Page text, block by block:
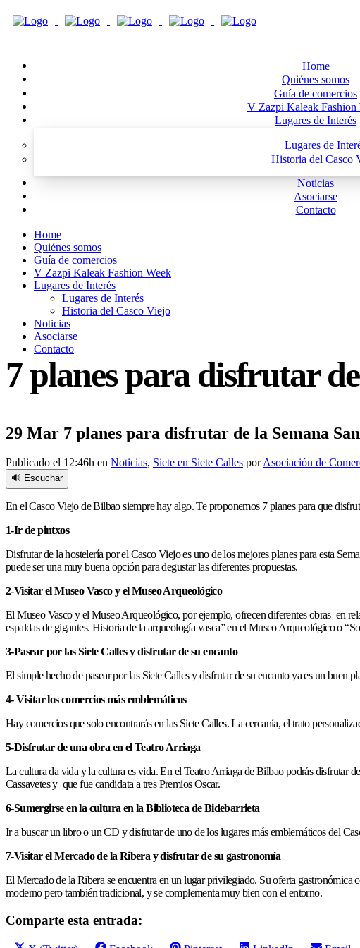
Home
Quiénes somos
Guía de comercios
V Zazpi Kaleak Fashion
Lugares de Interés
Lugares de
Historia del Casco
Noticias
Asociarse
Contacto
Home
Quiénes somos
Guía de comercios
V Zazpi Kaleak Fashion Week
Lugares de Interés
Lugares de Interés
Historia del Casco Viejo
Noticias
Asociarse
Contacto
7 planes para disfrutar
29 Mar 7 planes para disfrutar de la Semana
Publicado el 12:46h en Noticias, Siete en Siete Calles porAsociación de
🔊 Escuchar
En el Casco Viejo de Bilbao siempre hay algo. Te proponemos 7 planes para que
1-Ir de pintxos
Disfrutar de la hostelería por el Casco Viejo es uno de los mejores planes para esta
puede ser una muy buena opción para degustar las diferentes propuestas.
2-Visitar el Museo Vasco y el Museo Arqueológico
El Museo Vasco y el Museo Arqueológico, por ejemplo, ofrecen diferentes obras en
espaldas de gigantes. Historia de la arqueología vasca” en el Museo Arqueológico o
3-Pasear por las Siete Calles y disfrutar de su encanto
El simple hecho de pasear por las Siete Calles y disfrutar de su encanto ya es un buen
4- Visitar los comercios más emblemáticos
Hay comercios que solo encontrarás en las Siete Calles. La cercanía, el trato
5-Disfrutar de una obra en el Teatro Arriaga
La cultura da vida y la cultura es vida. En el Teatro Arriaga de Bilbao podrás disfrutar
Cassavetes y que fue candidata a tres Premios Oscar.
6-Sumergirse en la cultura en la Biblioteca de Bidebarrieta
Ir a buscar un libro o un CD y disfrutar de uno de los lugares más emblemáticos del
7-Visitar el Mercado de la Ribera y disfrutar de su gastronomía
El Mercado de la Ribera se encuentra en un lugar privilegiado. Su oferta gastronómica
moderno pero también tradicional, y se complementa muy bien con el entorno.
Comparte esta entrada: